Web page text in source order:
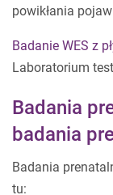
powikłania
Badanie WES z
Laboratorium
Badania
badania
Badania
tu: